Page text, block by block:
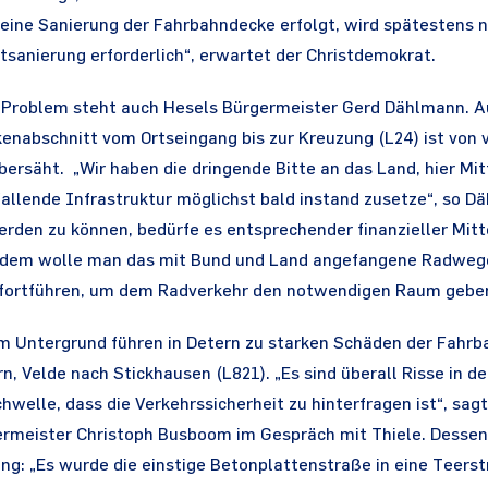
Sanierung der Fahrbahndecke erfolgt, wird spätestens
erforderlich“, erwartet der Christdemokrat.
steht auch Hesels Bürgermeister Gerd Dählmann.
vom Ortseingang bis zur Kreuzung (L24) ist von
„Wir haben die dringende Bitte an das Land, hier
Infrastruktur möglichst bald instand zusetze“, so
zu können, bedürfe es entsprechender finanzieller
wolle man das mit Bund und Land angefangene
um dem Radverkehr den notwendigen Raum
Untergrund führen in Detern zu starken Schäden der
Velde nach Stickhausen (L821). „Es sind überall Risse in
dass die Verkehrssicherheit zu hinterfragen ist“,
Christoph Busboom im Gespräch mit Thiele.
„Es wurde die einstige Betonplattenstraße in eine